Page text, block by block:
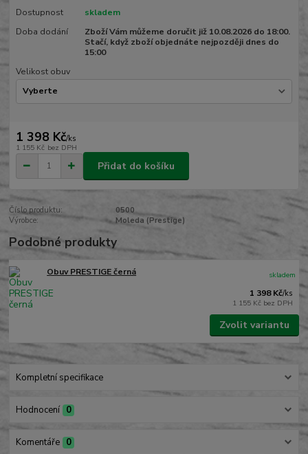
Dostupnost
skladem
Doba dodání
Zboží Vám můžeme doručit již 10.08.2026 do 18:00.
Stačí, když zboží objednáte nejpozději dnes do
15:00
Velikost obuv
1 398 Kč/ks
1 155 Kč bez DPH
Přidat do košíku
Číslo produktu:
0500
Výrobce:
Moleda (Prestige)
Podobné produkty
Obuv PRESTIGE černá
1 398 Kč/ks
1 155 Kč bez DPH
skladem
Zvolit variantu
Kompletní specifikace
Hodnocení 0
Komentáře 0